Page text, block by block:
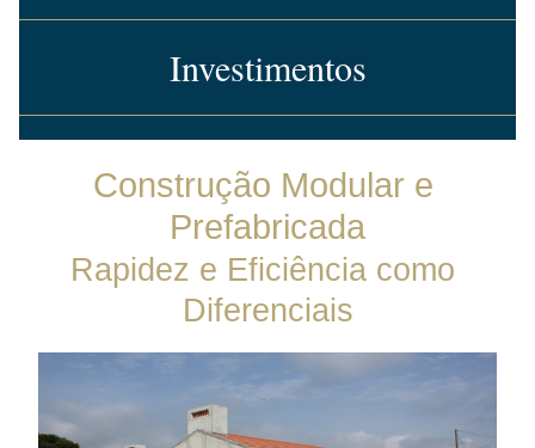
Investimentos
Construção Modular e
Prefabricada
Rapidez e Eficiência como
Diferenciais